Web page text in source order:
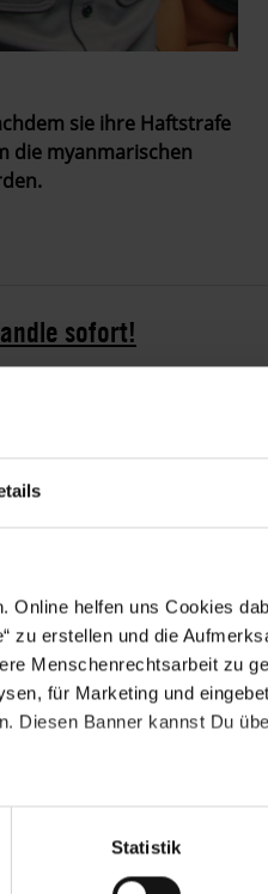
helfen uns Cookies
zu erstellen und die
Menschenrechtsarbeit zu
für Marketing und
Diesen Banner kannst Du
Statistik
sie ihre Haftstrafe
die myanmarischen
sofort!
aus dem Gefängnis von
Beitrags verurteilt
Min Aung Hlaing,
festgenommen und am
von 2013 verurteilt
der "Erpressung,
Beeinflussung
erfüllt
weiterhin für die
die Appelle